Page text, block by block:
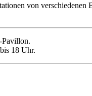
von
18 Uhr.